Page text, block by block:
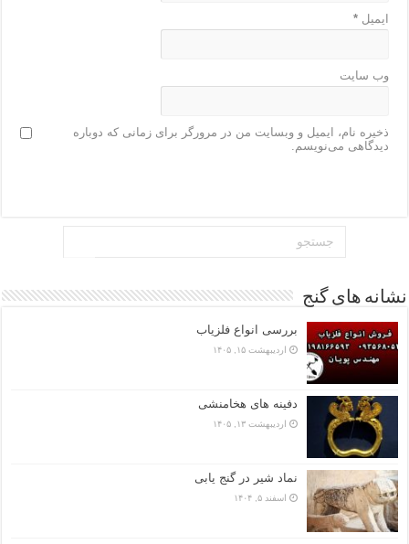
ایمیل*
وب‌ سایت
ذخیره نام، ایمیل و وبسایت من در مرورگر برای زمانی که دوباره
دیدگاهی می‌نویسم.
نشانه های گنج
بررسی انواع فلزیاب
اردیبهشت ۱۵, ۱۴۰۵
دفینه های هخامنشی
اردیبهشت ۱۳, ۱۴۰۵
نماد شیر در گنج یابی
اسفند ۵, ۱۴۰۴